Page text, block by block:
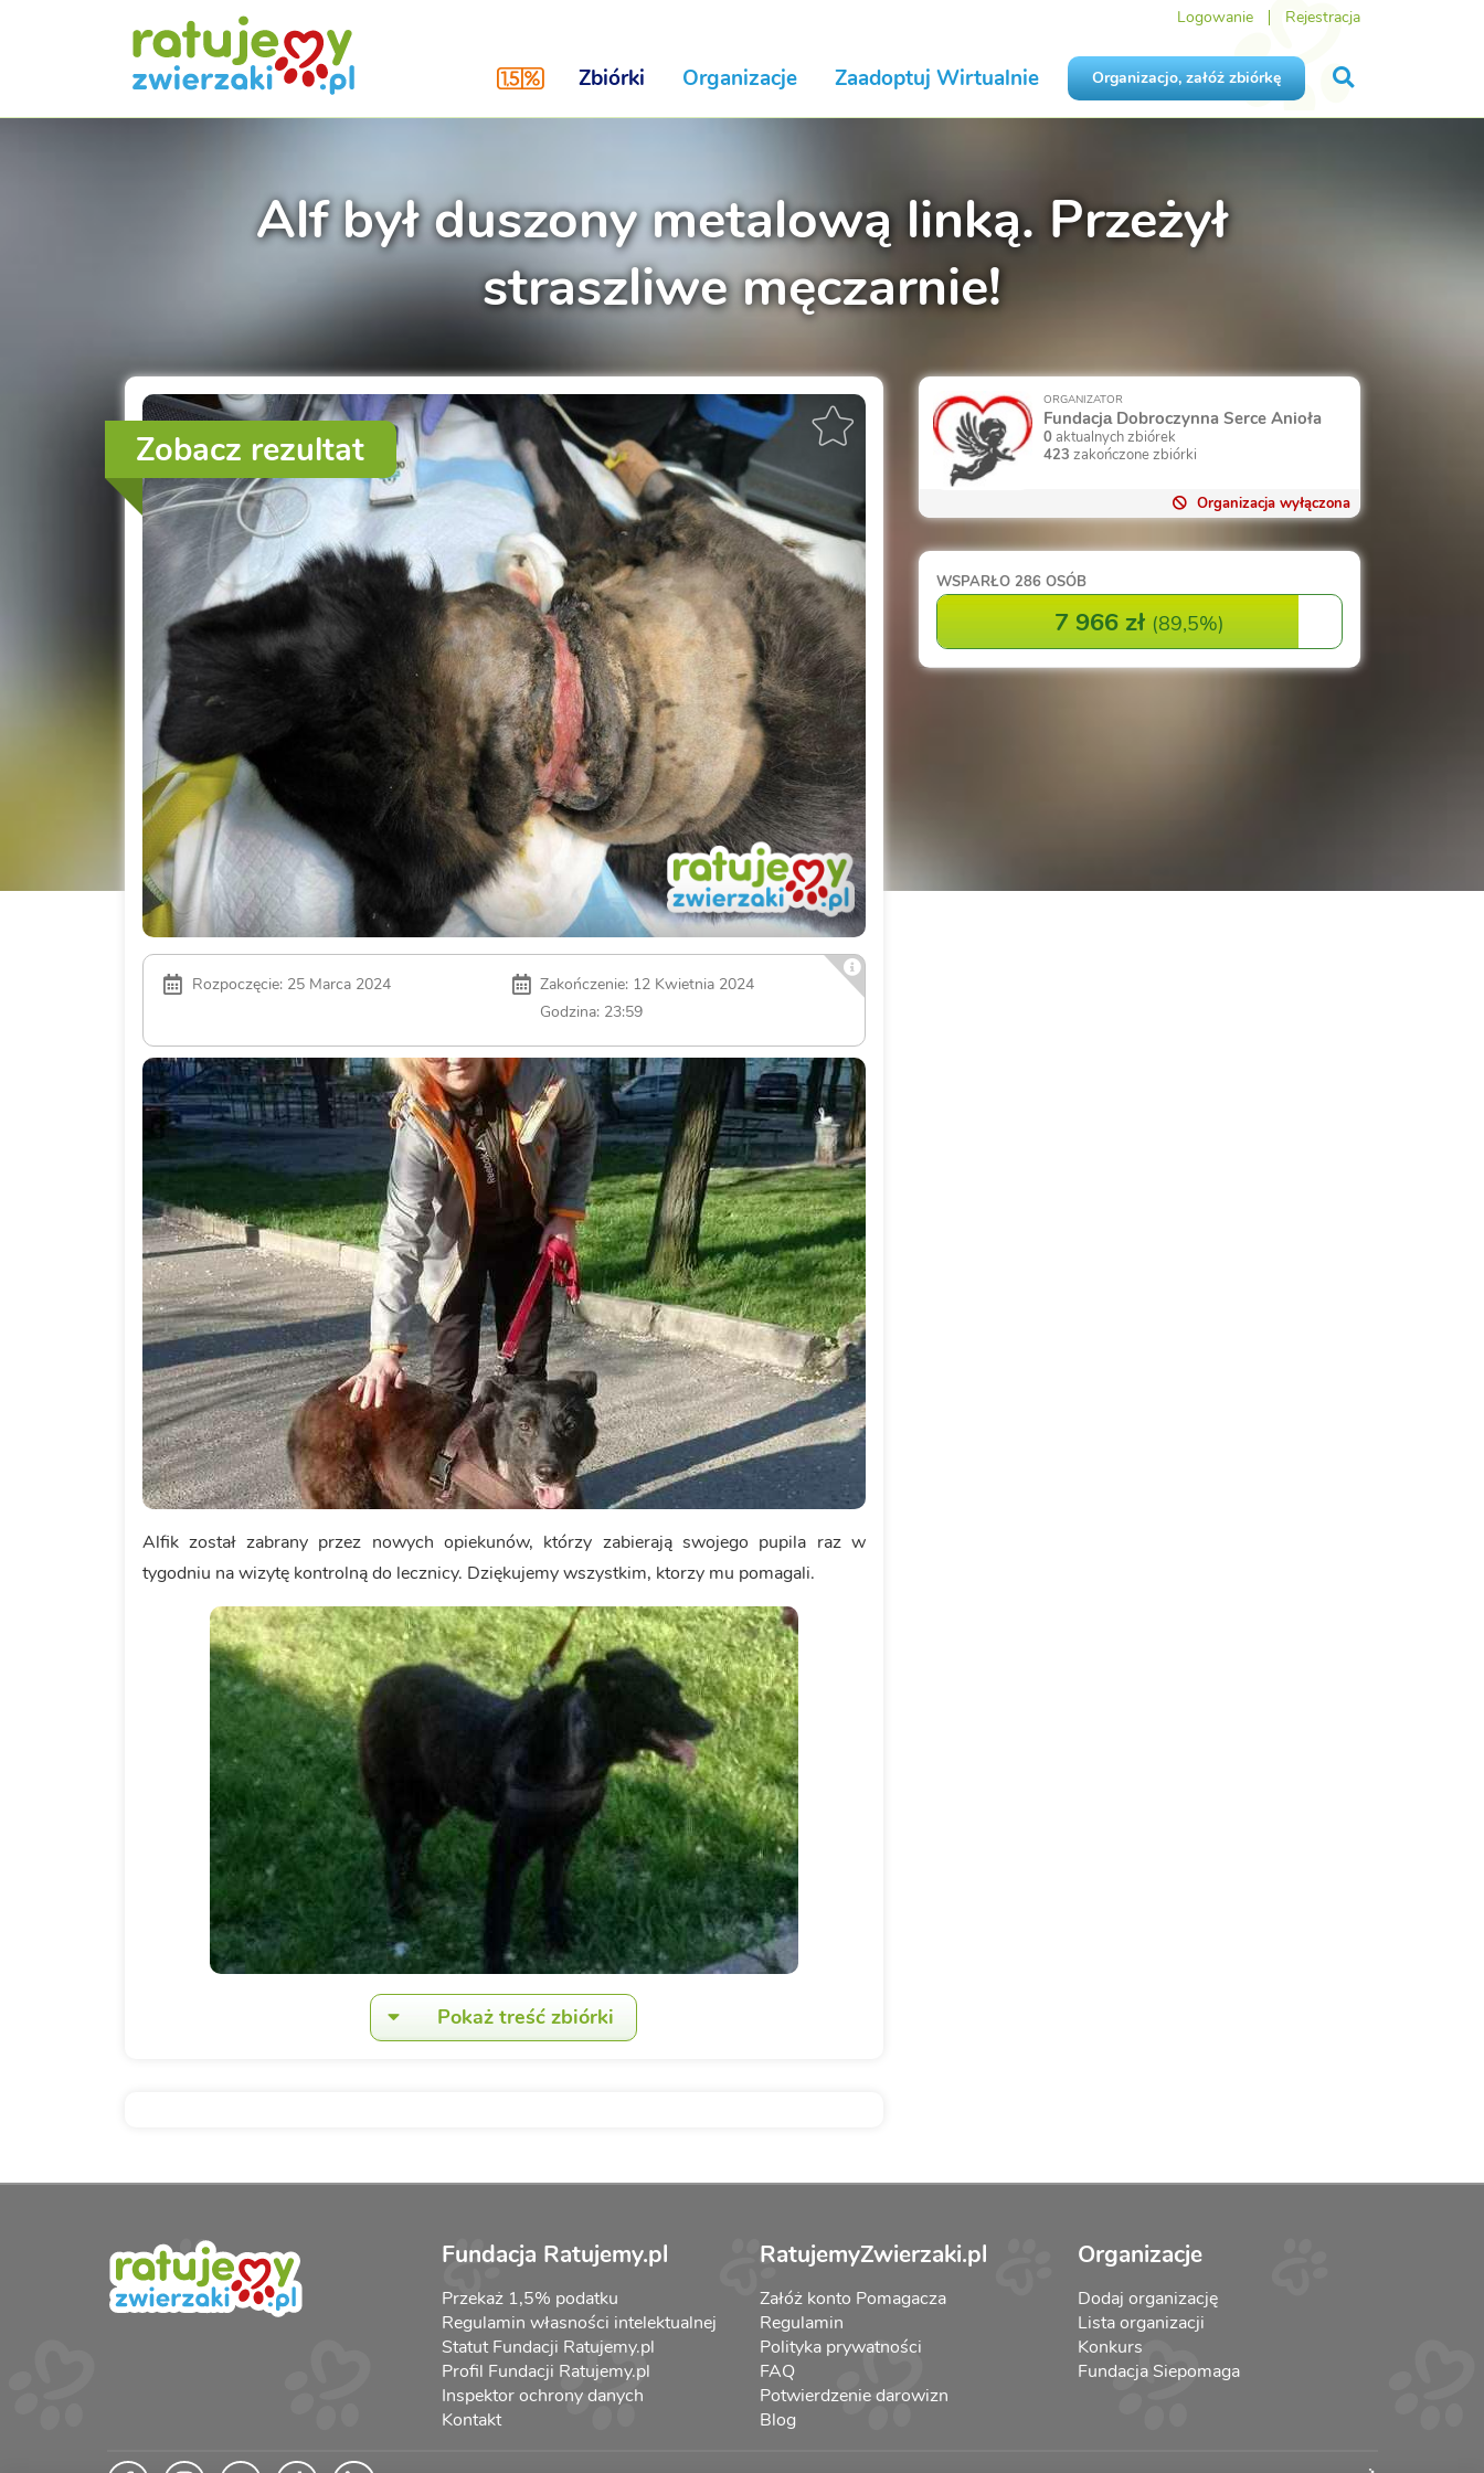
Logowanie Rejestracja
Zbiórki Organizacje Zaadoptuj Wirtualnie Organizacjo, załóż zbiórkę
Alf był duszony metalową linką. Przeżył
straszliwe męczarnie!
Zobacz rezultat
Rozpoczęcie: 25 Marca 2024
Zakończenie: 12 Kwietnia 2024
Godzina: 23:59
Alfik został zabrany przez nowych opiekunów, którzy zabierają swojego pupila raz w
tygodniu na wizytę kontrolną do lecznicy. Dziękujemy wszystkim, ktorzy mu pomagali.
Pokaż treść zbiórki
ORGANIZATOR
Fundacjа Dobroczynna Serce Anioła
0aktualnych zbiórek
423 zakończone zbiórki
Organizacja wyłączona
WSPARŁO 286 OSÓB
7 966 zł (89,5%)
Fundacja Ratujemy.pl
Przekaż 1,5% podatku
Regulamin własności intelektualnej
Statut Fundacji Ratujemy.pl
Profil Fundacji Ratujemy.pl
Inspektor ochrony danych
Kontakt
RatujemyZwierzaki.pl
Załóż konto Pomagacza
Regulamin
Polityka prywatności
FAQ
Potwierdzenie darowizn
Blog
Organizacje
Dodaj organizację
Lista organizacji
Konkurs
Fundacja Siepomaga